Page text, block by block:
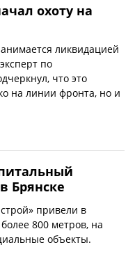
охоту на
ликвидацией
по
что это
на линии фронта, но и
Брянске
привели в
800 метров, на
объекты.